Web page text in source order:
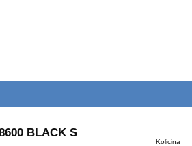
BLACK S
Kolicina